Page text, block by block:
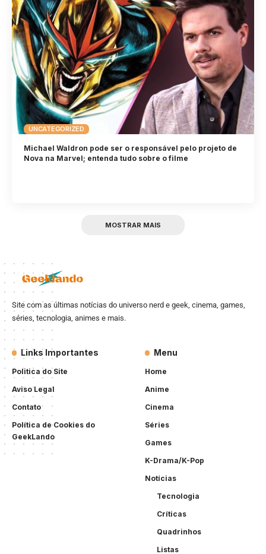
UNCATEGORIZED
Michael Waldron pode ser o responsável pelo projeto de
Nova na Marvel; entenda tudo sobre o filme
MOSTRAR MAIS
Site com as últimas notícias do universo nerd e geek, cinema, games,
séries, tecnologia, animes e mais.
Links Importantes
Politica do Site
Aviso Legal
Contato
Política de Cookies do
GeekLando
Menu
Home
Anime
Cinema
Séries
Games
K-Drama/K-Pop
Notícias
Tecnologia
Críticas
Quadrinhos
Listas